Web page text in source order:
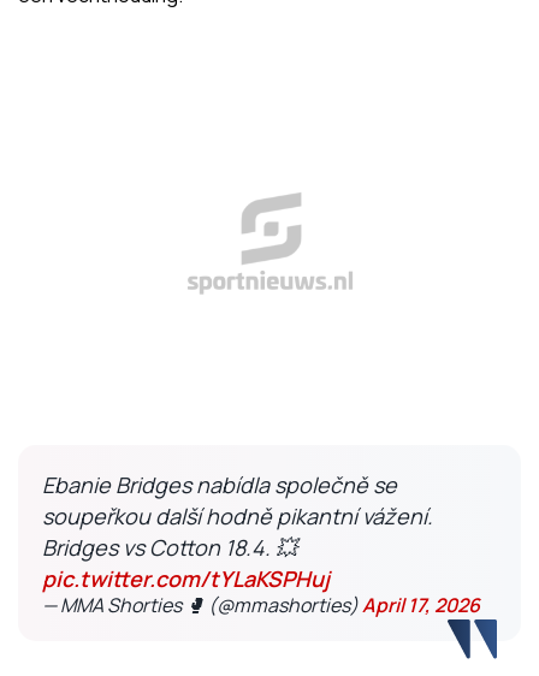
Ebanie Bridges nabídla společně se
soupeřkou další hodně pikantní vážení.
Bridges vs Cotton 18.4. 💥
pic.twitter.com/tYLaKSPHuj
— MMA Shorties 🥊 (@mmashorties)April 17, 2026